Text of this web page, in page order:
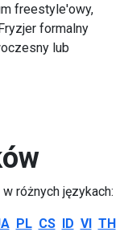
freestyle'owy,
formalny
lub
różnych językach:
PL CS ID VI TH